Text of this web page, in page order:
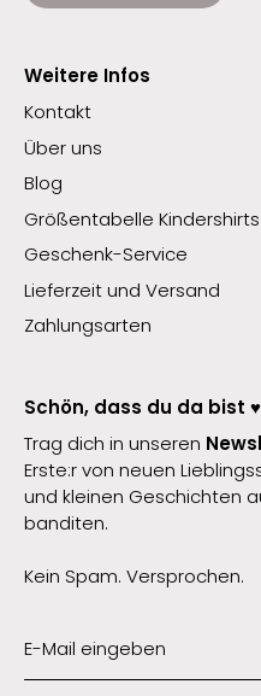
Weitere Infos
Kontakt
Über uns
Blog
Größentabelle Kindershirts
Geschenk-Service
Lieferzeit und Versand
Zahlungsarten
Schön, dass du da bist ♥️
Trag dich in unseren
Erste:r von neuen
und kleinen Geschichten
banditen.
Kein Spam. Versprochen.